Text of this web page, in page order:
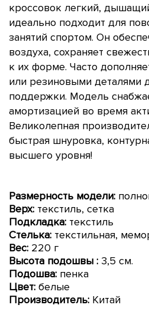
кроссовок легкий,
идеально подходит для
занятий спортом. Он
воздуха, сохраняет
к их форме. Часто
или резиновыми деталями
поддержки. Модель
амортизацией во время
Великолепная
быстрая шнуровка,
высшего уровня!
Размерность модели:
Верх: текстиль, сетка
Подкладка: текстиль
Стелька: текстильная,
Вес: 220 г
Высота подошвы : 3,5 см.
Подошва: пенка
Цвет: белые
Производитель: Китай